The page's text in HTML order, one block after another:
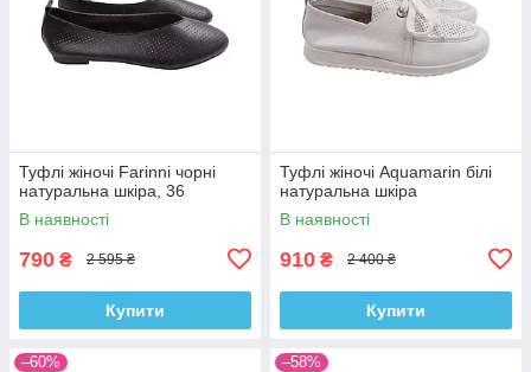
Туфлі жіночі Farinni чорні
натуральна шкіра, 36
В наявності
790 ₴ 2 595 ₴
Купити
Туфлі жіночі Aquamarin білі
натуральна шкіра
В наявності
910 ₴ 2 400 ₴
Купити
–60% –58%